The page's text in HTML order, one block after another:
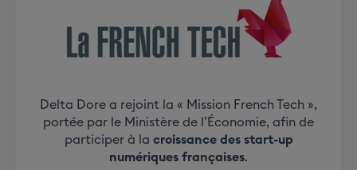
Delta Dore a rejoint la « Mission French Tech »,
portée par le Ministère de l’Économie, afin de
participer à la croissance des start-up
numériques françaises.